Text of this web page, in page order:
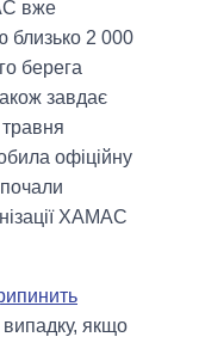
вже
близько 2 000
берега
завдає
травня
офіційну
ХАМАС
якщо